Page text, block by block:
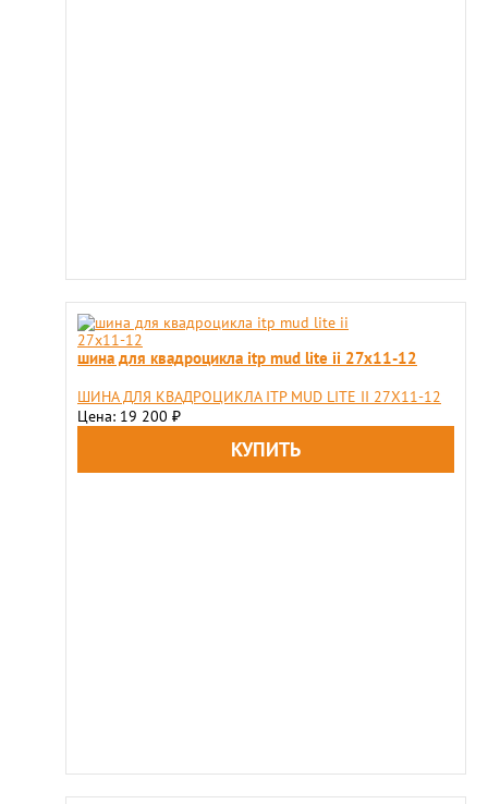
шина для квадроцикла itp mud lite ii 27x11-12
ШИНА ДЛЯ КВАДРОЦИКЛА ITP MUD LITE II 27X11-12
Цена: 19 200 ₽